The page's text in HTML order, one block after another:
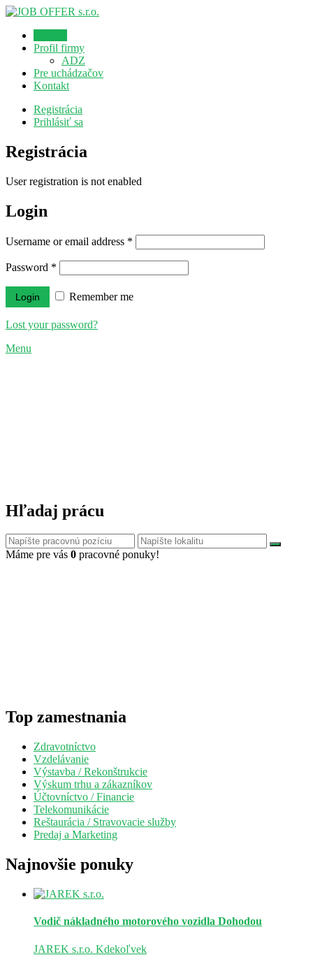
Profil firmy
ADZ
Pre uchádzačov
Kontakt
Registrácia
Prihlásiť sa
Registrácia
User registration is not enabled
Login
Username or email address *
Password *
Remember me
Lost your password?
Menu
Hľadaj prácu
Máme pre vás 0 pracovné ponuky!
Top zamestnania
Zdravotníctvo
Vzdelávanie
Výstavba / Rekonštrukcie
Výskum trhu a zákazníkov
Účtovníctvo / Financie
Telekomunikácie
Reštaurácia / Stravovacie služby
Predaj a Marketing
Najnovšie ponuky
Vodič nákladného motorového vozidla Dohodou
JAREK s.r.o. Kdekoľvek